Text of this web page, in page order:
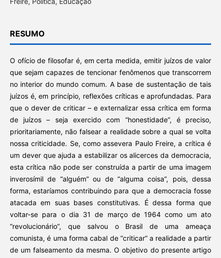
RESUMO
O ofício de filosofar é, em certa medida, emitir juízos de valor
que sejam capazes de tencionar fenômenos que transcorrem
no interior do mundo comum. A base de sustentação de tais
juízos é, em princípio, reflexões críticas e aprofundadas. Para
que o dever de criticar – e externalizar essa crítica em forma
de juízos – seja exercido com “honestidade”, é preciso,
prioritariamente, não falsear a realidade sobre a qual se volta
nossa criticidade. Se, como assevera Paulo Freire, a crítica é
um dever que ajuda a estabilizar os alicerces da democracia,
esta crítica não pode ser construída a partir de uma imagem
inverosímil de “alguém” ou de “alguma coisa”, pois, dessa
forma, estaríamos contribuindo para que a democracia fosse
atacada em suas bases constitutivas. É dessa forma que
voltar-se para o dia 31 de março de 1964 como um ato
“revolucionário”, que salvou o Brasil de uma ameaça
comunista, é uma forma cabal de “criticar” a realidade a partir
de um falseamento da mesma. O objetivo do presente artigo